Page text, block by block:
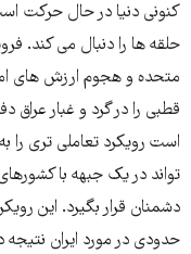
کنونی دنیا در حال حرکت
حلقه ها را دنبال می کند.
متحده و هجوم ارزش های
قطبی را در گرد و غبار عراق
است رویکرد تعاملی تری را
تواند در یک جبهه با
دشمنان قرار بگیرد. این
حدودی در مورد ایران نتیجه